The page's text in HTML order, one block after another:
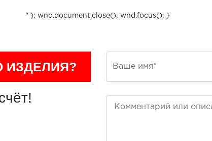
" ); wnd.document.close(); wnd.focus(); }
ИЗДЕЛИЯ?